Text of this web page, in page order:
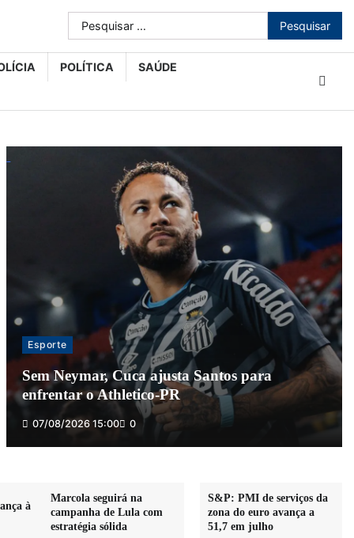
Pesquisar
por:
POLÍTICA SAÚDE
Esporte
Sem Neymar, Cuca ajusta Santos para
enfrentar o Athletico-PR
07/08/2026 15:00 0
à
Marcola seguirá na
campanha de Lula com
estratégia sólida
S&P: PMI de serviços da
zona do euro avança a
51,7 em julho
Petróleo fecha com queda de 5% após